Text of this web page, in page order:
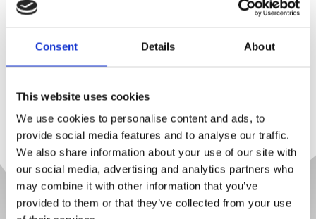
Consent Details About
This website uses cookies
We use cookies to personalise content and ads, to
provide social media features and to analyse our traffic.
We also share information about your use of our site with
our social media, advertising and analytics partners who
may combine it with other information that you’ve
provided to them or that they’ve collected from your use
SMALL GROUP